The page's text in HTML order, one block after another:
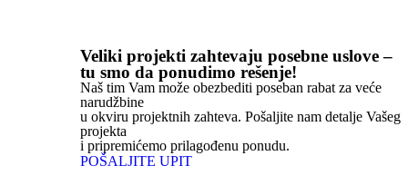
Veliki projekti zahtevaju posebne uslove –
tu smo da ponudimo rešenje!
Naš tim Vam može obezbediti poseban rabat za veće
narudžbine
u okviru projektnih zahteva. Pošaljite nam detalje Vašeg
projekta
i pripremićemo prilagođenu ponudu.
POŠALJITE UPIT